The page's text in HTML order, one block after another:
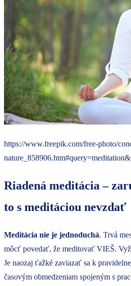
https://www.freepik.com/free-photo/
Riadená meditácia –
to s meditáciou nevzdať
Meditácia nie je jednoduchá. Trvá
môcť povedať, že meditovať VIEŠ.
Je naozaj ťažké zaviazať sa k
časovým obmedzeniam spojeným s